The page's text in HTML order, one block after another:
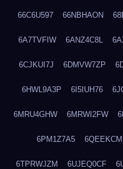
66C6U597 66NBHAON
6A7TVFIW 6ANZ4C8L
6CJKUI7J 6DMVW7ZP
6HWL9A3P 6I5IUH76
6MRU4GHW 6MRWI2FW
6PM1Z7A5
6TPRWJZM 6UJEQ0CF